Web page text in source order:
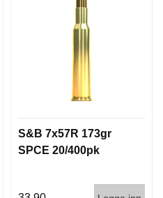
S&B 7x57R 173gr
SPCE 20/400pk